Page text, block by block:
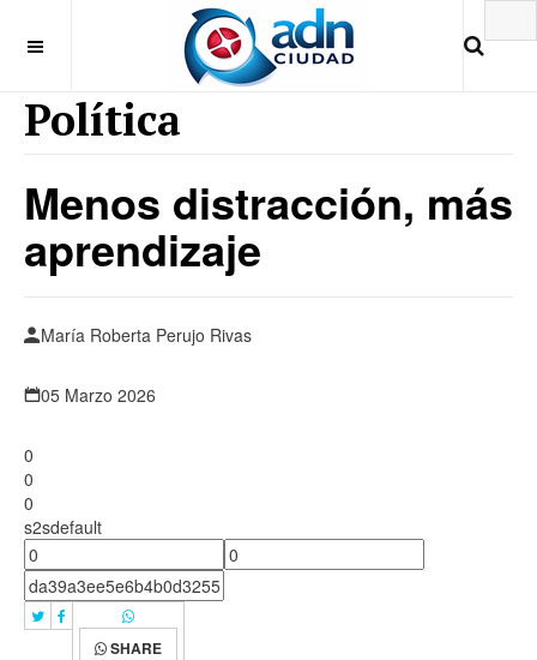
Política
Menos distracción, más
aprendizaje
María Roberta Perujo Rivas
05 Marzo 2026
0
0
0
s2sdefault
SHARE